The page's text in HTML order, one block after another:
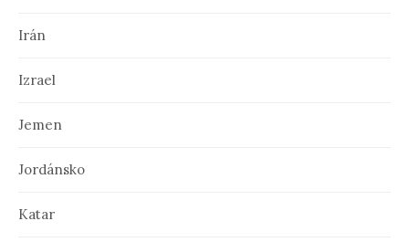
Irán
Izrael
Jemen
Jordánsko
Katar